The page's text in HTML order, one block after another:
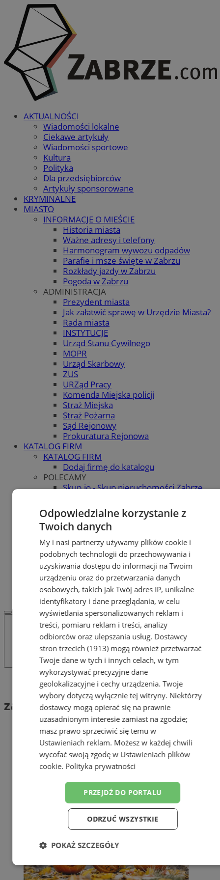
AKTUALNOŚCI
Wiadomości lokalne
Ciekawe artykuły
Wiadomości sportowe
Kultura
Polityka
Dla przedsiębiorców
Artykuły sponsorowane
KRYMINALNE
MIASTO
INFORMACJE O MIEŚCIE
Historia miasta
Ważne adresy i telefony
Harmonogram wywozu odpadów
Parafie i msze święte w Zabrzu
Rozkłady jazdy w Zabrzu
Pogoda w Zabrzu
ADMINISTRACJA
Prezydent miasta
Jak załatwić sprawę w Urzędzie Miasta?
Rada miasta
INSTYTUCJE
Urząd Stanu Cywilnego
MOPR
Urząd Skarbowy
ZUS
URZąd Pracy
Komenda Miejska policji
Straż Miejska
Straż Pożarna
Sąd Rejonowy
Prokuratura Rejonowa
KATALOG FIRM
KATALOG FIRM
Dodaj firmę do katalogu
POLECAMY
Skup.io - Skup nieruchomości Zabrze
OGŁOSZENIA
OGŁOSZENIA
Dodaj ogłoszenie
POLECAMY
Protocol IT
Pracuj.pl - praca w Zabrzu
Praca Zabrze
REKLAMA
WSPÓŁPRACA
Tag: zabawy
zabawy (1)
Odpowiedzialne korzystanie z
Twoich danych
My i nasi partnerzy używamy plików cookie i
podobnych technologii do przechowywania i
uzyskiwania dostępu do informacji na Twoim
urządzeniu oraz do przetwarzania danych
osobowych, takich jak Twój adres IP, unikalne
identyfikatory i dane przeglądania, w celu
wyświetlania spersonalizowanych reklam i
treści, pomiaru reklam i treści, analizy
odbiorców oraz ulepszania usług. Dostawcy
stron trzecich (1913)mogą również przetwarzać
Twoje dane w tych i innych celach, w tym
wykorzystywać precyzyjne dane
geolokalizacyjne i cechy urządzenia. Twoje
wybory dotyczą wyłącznie tej witryny. Niektórzy
dostawcy mogą opierać się na prawnie
uzasadnionym interesie zamiast na zgodzie;
masz prawo sprzeciwić się temu w
Ustawieniach reklam. Możesz w każdej chwili
wycofać swoją zgodę w Ustawieniach plików
cookie. Polityka prywatności
PRZEJDŹ DO PORTALU
ODRZUĆ WSZYSTKIE
POKAŻ SZCZEGÓŁY
Niezbędne Wydajność Targetowanie